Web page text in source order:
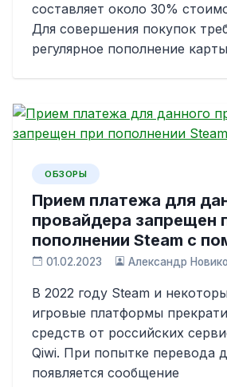
составляет около 30%
Для совершения покупок
регулярное пополнение
ОБЗОРЫ
Прием платежа для
провайдера запрещен
пополнении Steam с
01.02.2023 Александр
В 2022 году Steam и
игровые платформы
средств от российских
Qiwi. При попытке перевода
появляется сообщение